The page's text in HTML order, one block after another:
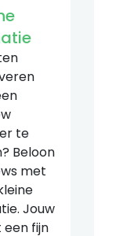
te
Beloon
met
Jouw
een fijn